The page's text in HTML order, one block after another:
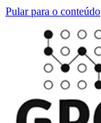
Pular para o conteúdo